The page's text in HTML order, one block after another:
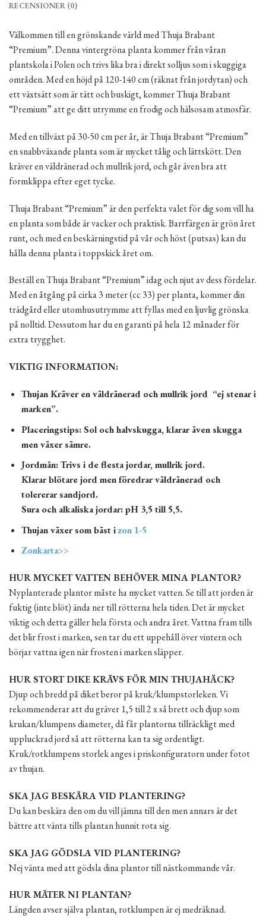
RECENSIONER (0)
Välkommen till en grönskande värld med Thuja Brabant
“Premium”. Denna vintergröna planta kommer från våran
plantskola i Polen och trivs lika bra i direkt solljus som i skuggiga
områden. Med en höjd på 120-140 cm (räknat från jordytan) och
ett växtsätt som är tätt och buskigt, kommer Thuja Brabant
“Premium” att ge ditt utrymme en frodig och hälsosam atmosfär.
Med en tillväxt på 30-50 cm per år, är Thuja Brabant “Premium”
en snabbväxande planta som är mycket tålig och lättskött. Den
kräver en väldränerad och mullrik jord, och går även bra att
formklippa efter eget tycke.
Thuja Brabant “Premium” är den perfekta valet för dig som vill ha
en planta som både är vacker och praktisk. Barrfärgen är grön året
runt, och med en beskärningstid på vår och höst (putsas) kan du
hålla denna planta i toppskick året om.
Beställ en Thuja Brabant “Premium” idag och njut av dess fördelar.
Med en åtgång på cirka 3 meter (cc 33) per planta, kommer din
trädgård eller utomhusutrymme att fyllas med en ljuvlig grönska
på nolltid. Dessutom har du en garanti på hela 12 månader för
extra trygghet.
VIKTIG INFORMATION:
Thujan Kräver en väldränerad och mullrik jord “ej stenar i
marken”.
Placeringstips: Sol och halvskugga, klarar även skugga
men växer sämre.
Jordmån: Trivs i de flesta jordar, mullrik jord.
Klarar blötare jord men föredrar väldränerad och
tolererar sandjord.
Sura och alkaliska jordar: pH 3,5 till 5,5.
Thujan växer som bäst izon 1-5
Zonkarta>>
HUR MYCKET VATTEN BEHÖVER MINA PLANTOR?
Nyplanterade plantor måste ha mycket vatten. Se till att jorden är
fuktig (inte blöt) ända ner till rötterna hela tiden. Det är mycket
viktig och detta gäller hela första och andra året. Vattna fram tills
det blir frost i marken, sen tar du ett uppehåll över vintern och
börjar vattna igen när frosten i marken släpper.
HUR STORT DIKE KRÄVS FÖR MIN THUJAHÄCK?
Djup och bredd på diket beror på kruk/klumpstorleken. Vi
rekommenderar att du gräver 1,5 till 2 x så brett och djup som
krukan/klumpens diameter, då får plantorna tillräckligt med
uppluckrad jord så att rötterna kan ta sig ordentligt.
Kruk/rotklumpens storlek anges i priskonfiguratorn under fotot
av thujan.
SKA JAG BESKÄRA VID PLANTERING?
Du kan beskära den om du vill jämna till den men annars är det
bättre att vänta tills plantan hunnit rota sig.
SKA JAG GÖDSLA VID PLANTERING?
Nej vänta med att gödsla dina plantor till nästkommande vår.
HUR MÄTER NI PLANTAN?
Längden avser själva plantan, rotklumpen är ej medräknad.